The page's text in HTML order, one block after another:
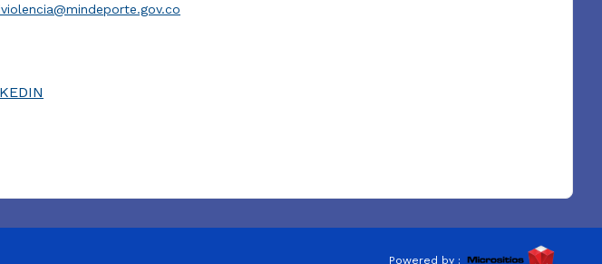
Powered by :